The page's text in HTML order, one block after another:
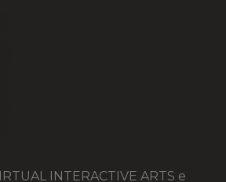
INTERACTIVE ARTS е